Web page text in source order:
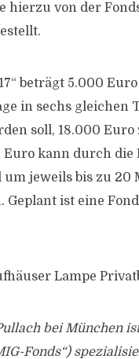
von der
beträgt 5.000
in sechs gleichen
soll, 18.000
kann durch die
jeweils bis zu 20
ist eine
Lampe
bei München
Fonds“)